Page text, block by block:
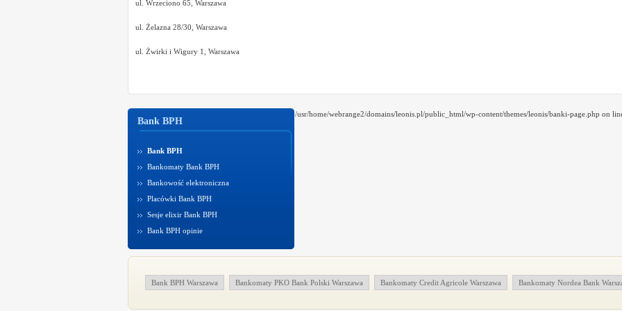
ul. Wrzeciono 65, Warszawa
ul. Żelazna 28/30, Warszawa
ul. Żwirki i Wigury 1, Warszawa
/usr/home/webrange2/domains/leonis.pl/public_html/wp-content/themes/leonis/banki-page.php on
Bank BPH
Bank BPH
Bankomaty Bank BPH
Bankowość elektroniczna
Placówki Bank BPH
Sesje elixir Bank BPH
Bank BPH opinie
Bank BPH Warszawa Bankomaty PKO Bank Polski Warszawa Bankomaty Credit Agricole Warszawa Bankomaty Nordea Bank